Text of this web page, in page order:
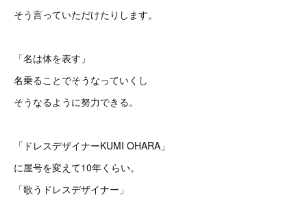
そう言っていただけたりします。
「名は体を表す」
名乗ることでそうなっていくし
そうなるように努力できる。
「ドレスデザイナーKUMI OHARA」
に屋号を変えて10年くらい。
「歌うドレスデザイナー」